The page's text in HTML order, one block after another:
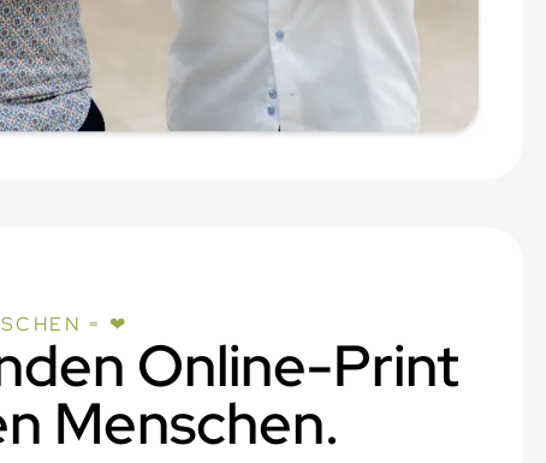
= ❤
Online-Print
Menschen.